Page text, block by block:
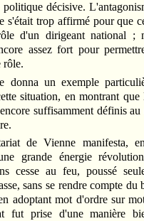
politique décisive.
s'était trop affirmé pour que
d'un dirigeant national ;
assez fort pour
rôle.
donna un exemple
situation, en montrant
suffisamment définis
de Vienne manifesta,
grande énergie
cesse au feu, poussé
sans se rendre compte
adoptant mot d'ordre sur
fut prise d'une manière